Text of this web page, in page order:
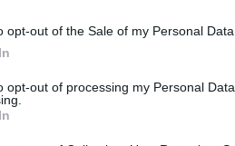
opt-out of the Sale of my Personal Data.
opt-out of processing my Personal
festivalio Vilniuje:
paruošimo būdą